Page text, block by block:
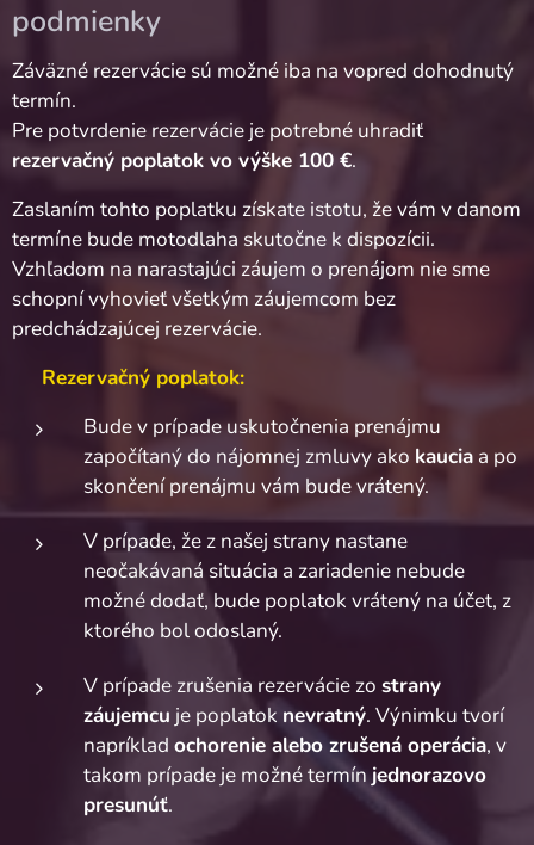
podmienky
Záväzné rezervácie sú možné iba na vopred dohodnutý
termín.
Pre potvrdenie rezervácie je potrebné uhradiť
rezervačný poplatok vo výške 100 €.
Zaslaním tohto poplatku získate istotu, že vám v danom
termíne bude motodlaha skutočne k dispozícii.
Vzhľadom na narastajúci záujem o prenájom nie sme
schopní vyhovieť všetkým záujemcom bez
predchádzajúcej rezervácie.
Rezervačný poplatok:
Bude v prípade uskutočnenia prenájmu
započítaný do nájomnej zmluvy ako kaucia a po
skončení prenájmu vám bude vrátený.
V prípade, že z našej strany nastane
neočakávaná situácia a zariadenie nebude
možné dodať, bude poplatok vrátený na účet, z
ktorého bol odoslaný.
V prípade zrušenia rezervácie zo strany
záujemcu je poplatok nevratný. Výnimku tvorí
napríklad ochorenie alebo zrušená operácia, v
takom prípade je možné termínjednorazovo
presunúť.